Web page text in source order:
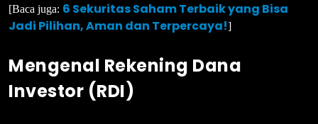
[Baca juga: 6 Sekuritas Saham Terbaik yang Bisa
Jadi Pilihan, Aman dan Terpercaya!]
Mengenal Rekening Dana
Investor (RDI)